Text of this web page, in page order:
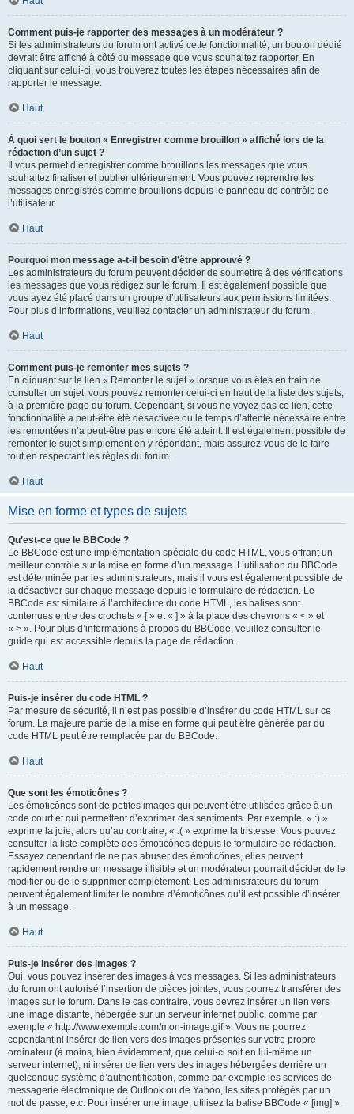
Comment puis-je rapporter des messages à un modérateur ?
Si les administrateurs du forum ont activé cette fonctionnalité, un bouton dédié
devrait être affiché à côté du message que vous souhaitez rapporter. En
cliquant sur celui-ci, vous trouverez toutes les étapes nécessaires afin de
rapporter le message.
Haut
À quoi sert le bouton « Enregistrer comme brouillon » affiché lors de la
rédaction d’un sujet ?
Il vous permet d’enregistrer comme brouillons les messages que vous
souhaitez finaliser et publier ultérieurement. Vous pouvez reprendre les
messages enregistrés comme brouillons depuis le panneau de contrôle de
l’utilisateur.
Haut
Pourquoi mon message a-t-il besoin d’être approuvé ?
Les administrateurs du forum peuvent décider de soumettre à des vérifications
les messages que vous rédigez sur le forum. Il est également possible que
vous ayez été placé dans un groupe d’utilisateurs aux permissions limitées.
Pour plus d’informations, veuillez contacter un administrateur du forum.
Haut
Comment puis-je remonter mes sujets ?
En cliquant sur le lien « Remonter le sujet » lorsque vous êtes en train de
consulter un sujet, vous pouvez remonter celui-ci en haut de la liste des sujets,
à la première page du forum. Cependant, si vous ne voyez pas ce lien, cette
fonctionnalité a peut-être été désactivée ou le temps d’attente nécessaire entre
les remontées n’a peut-être pas encore été atteint. Il est également possible de
remonter le sujet simplement en y répondant, mais assurez-vous de le faire
tout en respectant les règles du forum.
Haut
Mise en forme et types de sujets
Qu’est-ce que le BBCode ?
Le BBCode est une implémentation spéciale du code HTML, vous offrant un
meilleur contrôle sur la mise en forme d’un message. L’utilisation du BBCode
est déterminée par les administrateurs, mais il vous est également possible de
la désactiver sur chaque message depuis le formulaire de rédaction. Le
BBCode est similaire à l’architecture du code HTML, les balises sont
contenues entre des crochets « [ » et « ] » à la place des chevrons « < » et
« > ». Pour plus d’informations à propos du BBCode, veuillez consulter le
guide qui est accessible depuis la page de rédaction.
Haut
Puis-je insérer du code HTML ?
Par mesure de sécurité, il n’est pas possible d’insérer du code HTML sur ce
forum. La majeure partie de la mise en forme qui peut être générée par du
code HTML peut être remplacée par du BBCode.
Haut
Que sont les émoticônes ?
Les émoticônes sont de petites images qui peuvent être utilisées grâce à un
code court et qui permettent d’exprimer des sentiments. Par exemple, « :) »
exprime la joie, alors qu’au contraire, « :( » exprime la tristesse. Vous pouvez
consulter la liste complète des émoticônes depuis le formulaire de rédaction.
Essayez cependant de ne pas abuser des émoticônes, elles peuvent
rapidement rendre un message illisible et un modérateur pourrait décider de le
modifier ou de le supprimer complètement. Les administrateurs du forum
peuvent également limiter le nombre d’émoticônes qu’il est possible d’insérer
à un message.
Haut
Puis-je insérer des images ?
Oui, vous pouvez insérer des images à vos messages. Si les administrateurs
du forum ont autorisé l’insertion de pièces jointes, vous pourrez transférer des
images sur le forum. Dans le cas contraire, vous devrez insérer un lien vers
une image distante, hébergée sur un serveur internet public, comme par
exemple « http://www.exemple.com/mon-image.gif ». Vous ne pourrez
cependant ni insérer de lien vers des images présentes sur votre propre
ordinateur (à moins, bien évidemment, que celui-ci soit en lui-même un
serveur internet), ni insérer de lien vers des images hébergées derrière un
quelconque système d’authentification, comme par exemple les services de
messagerie électronique de Outlook ou de Yahoo, les sites protégés par un
mot de passe, etc. Pour insérer une image, utilisez la balise BBCode « [img] ».